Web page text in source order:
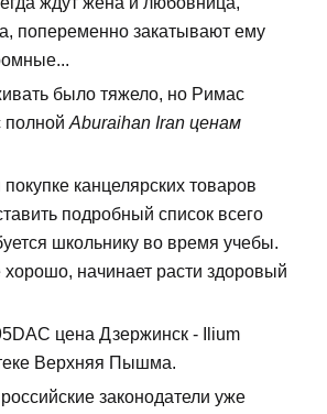
попеременно закатывают ему
было тяжело, но Римас
полной Aburaihan Iran ценам
канцелярских товаров
подробный список всего
школьнику во время учебы.
начинает расти здоровый
цена Дзержинск - Ilium
Верхняя Пышма.
законодатели уже